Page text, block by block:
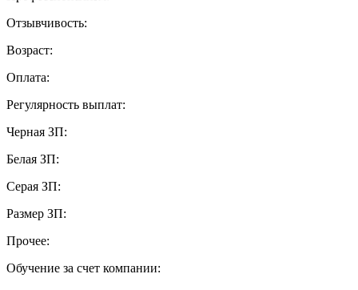
Отзывчивость:
Возраст:
Оплата:
Регулярность выплат:
Черная ЗП:
Белая ЗП:
Серая ЗП:
Размер ЗП:
Прочее:
Обучение за счет компании: